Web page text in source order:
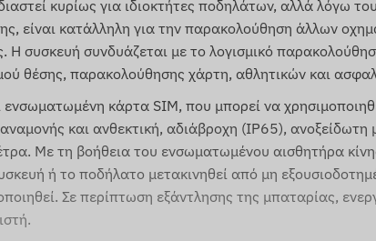
κυρίως για ιδιοκτήτες ποδηλάτων, αλλά λόγω
είναι κατάλληλη για την παρακολούθηση άλλων
Η συσκευή συνδυάζεται με το λογισμικό
θέσης, παρακολούθησης χάρτη, αθλητικών και
ενσωματωμένη κάρτα SIM, που μπορεί να
και ανθεκτική, αδιάβροχη (IP65), ανοξείδωτη
Με τη βοήθεια του ενσωματωμένου αισθητήρα
ή το ποδήλατο μετακινηθεί από μη
Σε περίπτωση εξάντλησης της μπαταρίας,